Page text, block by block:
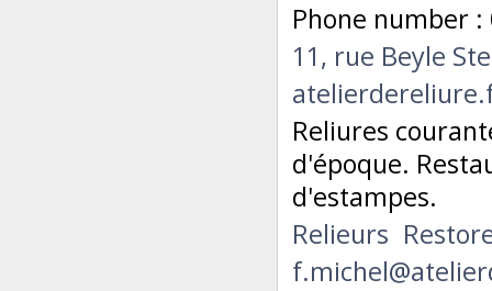
Phone number :
11, rue Beyle
Reliures
d'époque.
d'estampes.
Relieurs